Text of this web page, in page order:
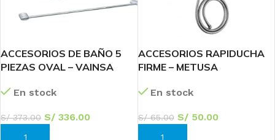
ACCESORIOS DE BAÑO 5
PIEZAS OVAL – VAINSA
En stock
S/373.00 S/ 336.00
AÑADIR AL CARRITO
ACCESORIOS RAPIDUCHA
FIRME – METUSA
En stock
S/65.00 S/50.00
AÑADIR AL CARRITO